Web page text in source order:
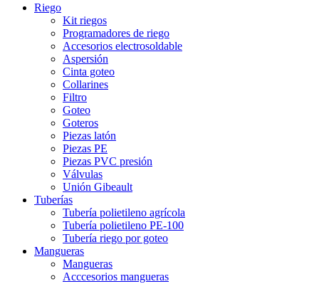
Riego
Kit riegos
Programadores de riego
Accesorios electrosoldable
Aspersión
Cinta goteo
Collarines
Filtro
Goteo
Goteros
Piezas latón
Piezas PE
Piezas PVC presión
Válvulas
Unión Gibeault
Tuberías
Tubería polietileno agrícola
Tubería polietileno PE-100
Tubería riego por goteo
Mangueras
Mangueras
Acccesorios mangueras